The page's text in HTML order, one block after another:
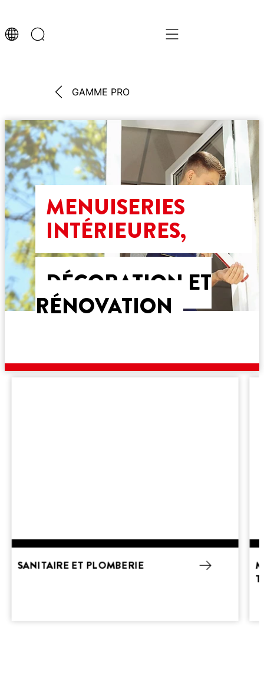
GAMME PRO
MENUISERIES
INTÉRIEURES,
DÉCORATION ET
RÉNOVATION
SANITAIRE ET PLOMBERIE